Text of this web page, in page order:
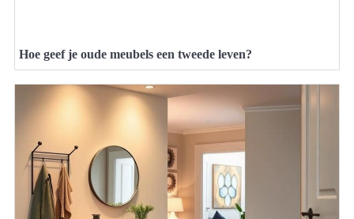
Hoe geef je oude meubels een tweede leven?